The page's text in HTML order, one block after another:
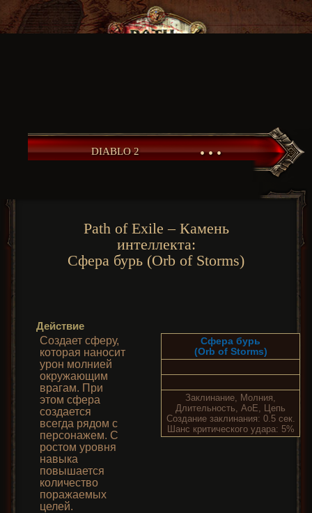
DIABLO 2 • • •
Path of Exile – Камень
интеллекта:
Сфера бурь (Orb of Storms)
Действие
Создает сферу,
которая наносит
урон молнией
окружающим
врагам. При
этом сфера
создается
всегда рядом с
персонажем. С
ростом уровня
навыка
повышается
количество
поражаемых
целей.
Сфера бурь
(Orb of Storms)
Заклинание, Молния,
Длительность, AoE, Цепь
Создание заклинания: 0.5 сек.
Шанс критического удара: 5%